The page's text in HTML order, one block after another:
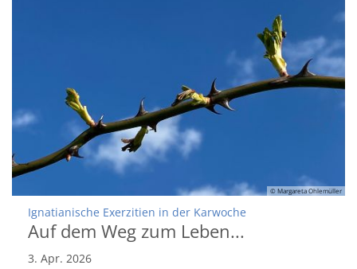
© Margareta Ohlemüller
Ignatianische Exerzitien in der Karwoche
Auf dem Weg zum Leben...
3. Apr. 2026